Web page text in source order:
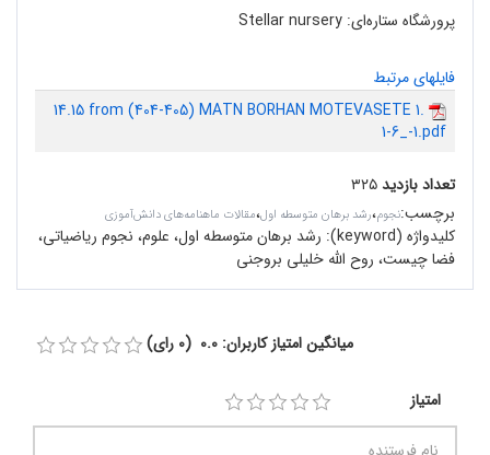
پرورشگاه ستاره‌ای: Stellar nursery
فایلهای مرتبط
14.15 from (404-405) MATN BORHAN MOTEVASETE 1.
1-6_-1.pdf
تعداد بازدید۳۲۵
برچسب:نجوم،رشد برهان متوسطه اول،مقالات ماهنامه‌های دانش‌آموزی
کلیدواژه (keyword):
رشد برهان متوسطه اول، علوم، نجوم ریاضیاتی،
فضا چیست، روح الله خلیلی بروجنی
میانگین امتیاز کاربران: 0.0 (0 رای)
امتیاز